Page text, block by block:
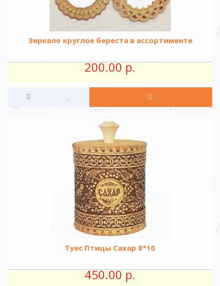
Зеркало круглое береста в ассортименте
200.00 р.
Туес Птицы Сахар 8*10
450.00 р.